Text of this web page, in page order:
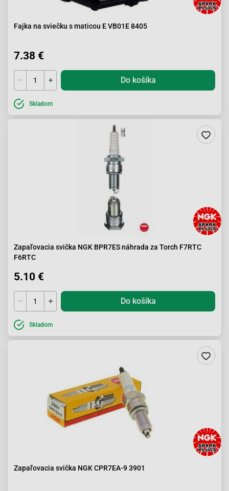
Fajka na sviečku s maticou E VB01E 8405
7.38 €
Do košíka
Skladom
Zapaľovacia svička NGK BPR7ES náhrada za Torch F7RTC
F6RTC
5.10 €
Do košíka
Skladom
Zapaľovacia svička NGK CPR7EA-9 3901